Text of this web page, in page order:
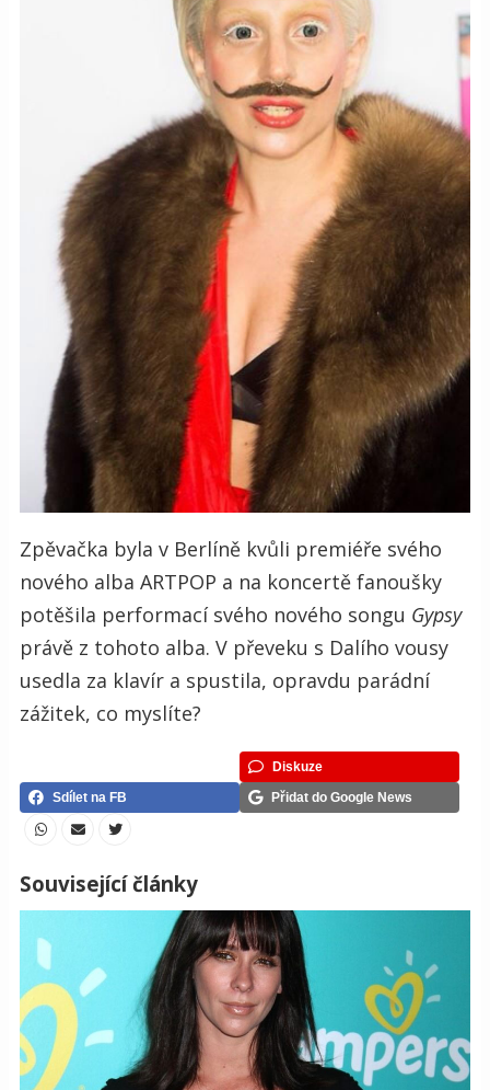
Zpěvačka byla v Berlíně kvůli premiéře svého
nového alba ARTPOP a na koncertě fanoušky
potěšila performací svého nového songu Gypsy
právě z tohoto alba. V převeku s Dalího vousy
usedla za klavír a spustila, opravdu parádní
zážitek, co myslíte?
Diskuze
Sdílet na FB
Přidat do Google News
Související články